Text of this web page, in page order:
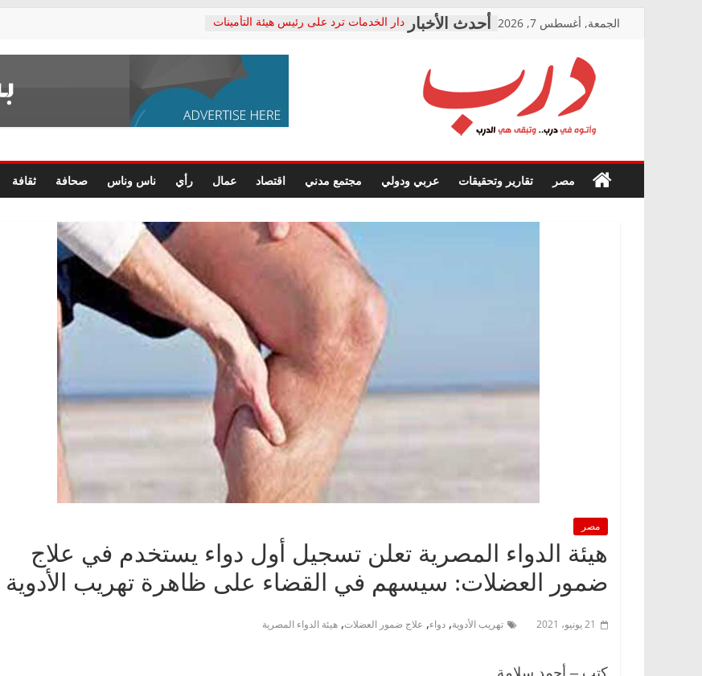
الجمعة, أغسطس 7, 2026
دار الخدمات ترد على رئيس هيئة التأمينات
معاناة أصحاب المعاشات.. ونطالب بكشف
فرحات سليمان يكتب: القطاع الصحي إلى
حزب التحالف الشعبي يطلق لجنة “الحق
صور .. اعتماد الرسومات النهائية للقرار
الوزاري لمدينة الصحفيين.. وانتهاء أعمال
إنشاء المبنى الإداري
متابعة قضية الدكتور محمد زهران.. ويؤكد:
قرينة البراءة وضمانات المحاكمة العادلة
حق أصيل
درب
في
درب..
مصر تقارير وتحقيقات عربي ودولي مجتمع مدني اقتصاد عمال رأي ناس وناس صحافة ثقافة
مصر
هيئة الدواء المصرية تعلن تسجيل أول دواء يستخدم في علاج
ضمور العضلات: سيسهم في القضاء على ظاهرة تهريب الأدوية
21 يونيو، 2021 تهريب الأدوية, دواء, علاج ضمور العضلات, هيئة الدواء المصرية